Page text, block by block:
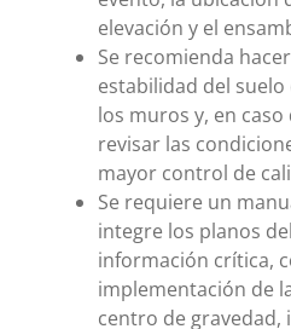
elevación y el
Se recomienda
estabilidad del
los muros y, en
revisar las
mayor control de
Se requiere un
integre los planos
información crítica,
implementación de
centro de gravedad,